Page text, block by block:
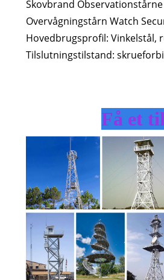
Skovbrand Observationstårne ​​
Overvågningstårn Watch
Hovedbrugsprofil: Vinkelstål,
Tilslutningstilstand:
Få et